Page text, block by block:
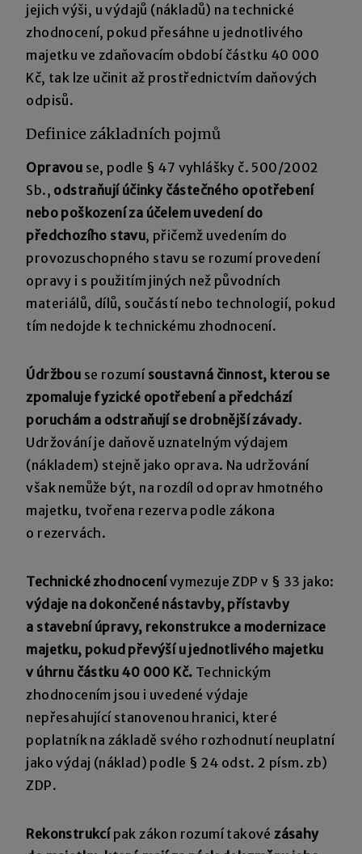
jejich výši, u výdajů (nákladů) na technické
zhodnocení, pokud přesáhne u jednotlivého
majetku ve zdaňovacím období částku 40 000
Kč, tak lze učinit až prostřednictvím daňových
odpisů.
Definice základních pojmů
Opravou se, podle § 47 vyhlášky č. 500/2002
Sb., odstraňují účinky částečného opotřebení
nebo poškození za účelem uvedení do
předchozího stavu, přičemž uvedením do
provozuschopného stavu se rozumí provedení
opravy i s použitím jiných než původních
materiálů, dílů, součástí nebo technologií, pokud
tím nedojde k technickému zhodnocení.
Údržbou se rozumí soustavná činnost, kterou se
zpomaluje fyzické opotřebení a předchází
poruchám a odstraňují se drobnější závady.
Udržování je daňově uznatelným výdajem
(nákladem) stejně jako oprava. Na udržování
však nemůže být, na rozdíl od oprav hmotného
majetku, tvořena rezerva podle zákona
o rezervách.
Technické zhodnocenívymezuje ZDP v § 33 jako:
výdaje na dokončené nástavby, přístavby
a stavební úpravy, rekonstrukce a modernizace
majetku, pokud převýší u jednotlivého majetku
v úhrnu částku 40 000 Kč. Technickým
zhodnocením jsou i uvedené výdaje
nepřesahující stanovenou hranici, které
poplatník na základě svého rozhodnutí neuplatní
jako výdaj (náklad) podle § 24 odst. 2 písm. zb)
ZDP.
Rekonstrukcí pak zákon rozumí takové zásahy